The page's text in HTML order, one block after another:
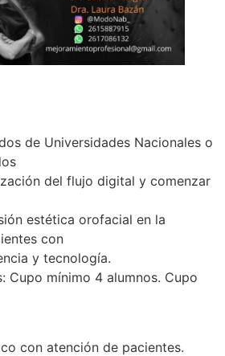
de Universidades Nacionales o
del flujo digital y comenzar
estética orofacial en la
con
y tecnología.
Cupo mínimo 4 alumnos. Cupo
con atención de pacientes.